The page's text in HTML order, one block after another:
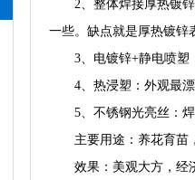
2、整体焊接厚热镀
一些。缺点就是厚热镀锌
3、电镀锌+静电喷塑
4、热浸塑：外观最
5、不锈钢光亮丝：
主要用途：养花育苗
效果：美观大方，经